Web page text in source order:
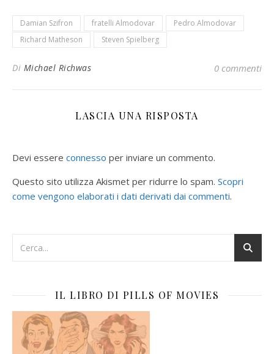
Damian Szifron fratelli Almodovar
Pedro Almodovar
Richard Matheson
Steven Spielberg
Di Michael Richwas 0 commenti
LASCIA UNA RISPOSTA
Devi essere connesso per inviare un commento.
Questo sito utilizza Akismet per ridurre lo spam. Scopri
come vengono elaborati i dati derivati dai commenti.
IL LIBRO DI PILLS OF MOVIES